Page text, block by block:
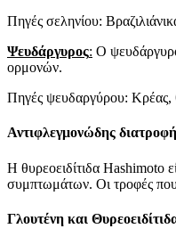
Πηγές σεληνίου:
Ψευδάργυρος: Ο
ορμονών.
Πηγές ψευδαργύρου: Κρέας,
Αντιφλεγμονώδης
Η θυρεοειδίτιδα Hashimoto
συμπτωμάτων. Οι τροφές
Γλουτένη και